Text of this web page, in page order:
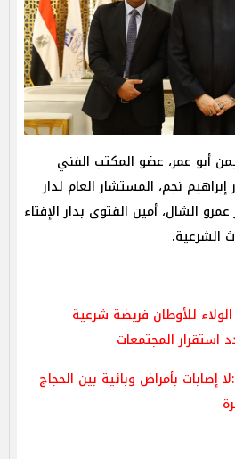
أبو عمر، عضو المكتب الفني
نجم، المستشار العام لدار
عمرو الشال، أمين الفتوى بدار الإفتاء
الشرعية.
للأوطان فريضة شرعية
استقرار المجتمعات
إصابات بأمراض وبائية بين الحجاج